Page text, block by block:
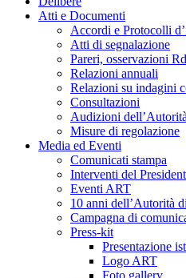
Atti e Documenti
Accordi e Protocolli
Atti di segnalazione
Pareri, osservazioni
Relazioni annuali
Relazioni su indagini
Consultazioni
Audizioni dell’Autorità
Misure di regolazione
Media ed Eventi
Comunicati stampa
Interventi del
Eventi ART
10 anni dell’Autorità
Campagna di
Press-kit
Presentazione
Logo ART
Foto gallery